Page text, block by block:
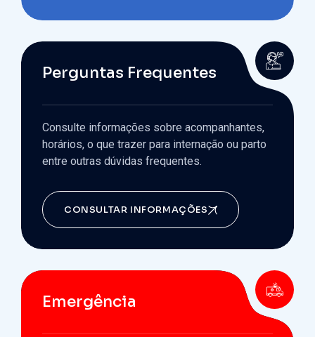
Perguntas Frequentes
Consulte informações sobre acompanhantes,
horários, o que trazer para internação ou parto
entre outras dúvidas frequentes.
CONSULTAR INFORMAÇÕES
Emergência